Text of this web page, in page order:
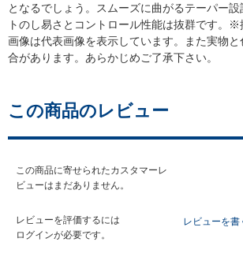
となるでしょう。スムーズに曲がるテーパー
トのし易さとコントロール性能は抜群です。
画像は代表画像を表示しています。また実物
合があります。あらかじめご了承下さい。
この商品のレビュー
この商品に寄せられたカスタマーレ
ビューはまだありません。
レビューを評価するには
ログインが必要です。
レビューを書